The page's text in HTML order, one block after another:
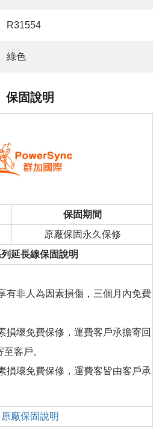
R31554
綠色
保固說明
保固期間
原廠保固永久保修
延長線保固說明
有非人為因素損傷，三個月內免費
損壞免費保修，運費客戶承擔寄回
客戶。
損壞免費保修，運費客皆由客戶承
原廠保固說明